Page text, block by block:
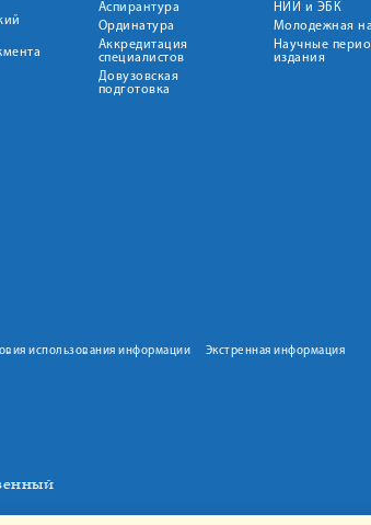
Аспирантура
Ординатура
Аккредитация
специалистов
Довузовская
подготовка
НИИ и ЭБК
Молодежная
Научные
издания
использования информации Экстренная информация